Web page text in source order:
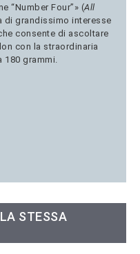
“Number Four”» (All
di grandissimo interesse
consente di ascoltare
con la straordinaria
grammi.
STESSA